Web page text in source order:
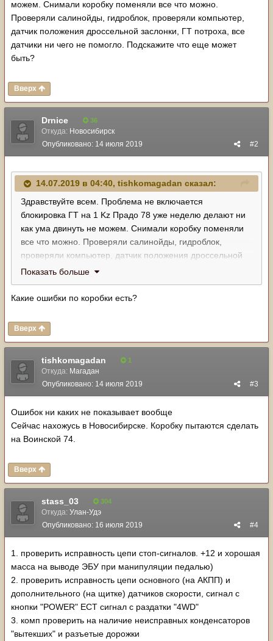
можем. Снимали коробку поменяли все что можно.
Проверяли салинойды, гидроблок, проверяли компьютер,
датчик положения дроссельной заслонки , ГТ потроха, все
датчики ни чего не помо гло. Подскажите что еще может
быть?
Вверх
Drnice 36
Откуда: Новосибирск
#2
Опубликовано: 14 июля 2019
14.07.2019 в 04:40, tishkomagadan сказал:
Здравствуйте всем. Проблема не включается
блокировка ГТ на 1 Kz Прадо 78 уже неделю делают ни
как ума двинуть не можем. Снимали коробку поменяли
все что можно. Проверяли салинойды, гидроблок,
проверяли компьютер, датчик положения дроссельной
заслонки , ГТ потроха, все датчики ни чего не помо гло.
Подскажите что еще может быть?
Показать больше
Какие ошибки по коробки есть?
Вверх
tishkomagadan 1
Откуда: Магадан
#3
Опубликовано: 14 июля 2019
Ошибок ни каких не показывает вообще
Сейчас нахожусь в Новосибирске. Коробку пытаются сделать
на Воинской 74.
Вверх
stass_03 304
Откуда: Улан-Удэ
#4
Опубликовано: 16 июля 2019
1. проверить исправность цепи стоп-сигналов. +12 и хорошая
масса на выводе ЭБУ при манипуляции педалью)
2. проверить исправность цепи основного (на АКПП) и
дополнительного (на щитке) датчиков скорости, сигнал с
кнопки "POWER" ECT сигнал с раздатки "4WD"
3. комп проверить на наличие неисправных конденсаторов
"вытекших" и разъетые дорожки